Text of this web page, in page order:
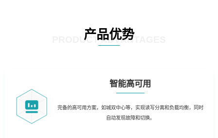
产品优势
PRODUCT ADVANTAGES
智能高可用
完备的高可用方案，如城双中心等，实现读写分离和负载均衡，同时
自动发现故障和切换。